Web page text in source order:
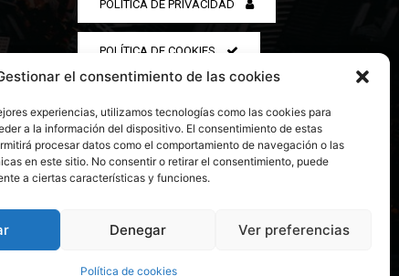
el consentimiento de las cookies
experiencias, utilizamos tecnologías como las cookies para
a la información del dispositivo. El consentimiento de estas
procesar datos como el comportamiento de navegación o las
en este sitio. No consentir o retirar el consentimiento, puede
a ciertas características y funciones.
Denegar Ver preferencias
Política de cookies
POLÍTICA DE PRIVACIDAD
POLÍTICA DE COOKIES